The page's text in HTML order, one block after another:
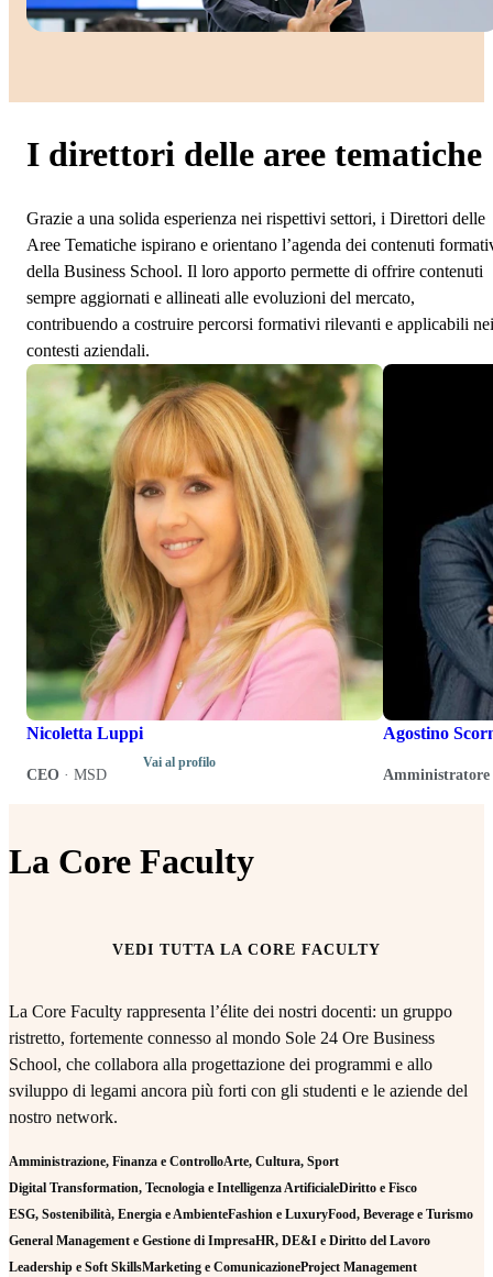
I direttori delle aree tematiche
Grazie a una solida esperienza nei rispettivi settori, i Direttori delle
Aree Tematiche ispirano e orientano l’agenda dei contenuti
della Business School. Il loro apporto permette di offrire contenuti
sempre aggiornati e allineati alle evoluzioni del mercato,
contribuendo a costruire percorsi formativi rilevanti e applicabili nei
contesti aziendali.
Nicoletta Luppi
CEO · MSD
Vai al profilo
Agostino
Amministratore
La Core Faculty
VEDI TUTTA LA CORE FACULTY
La Core Faculty rappresenta l’élite dei nostri docenti: un gruppo
ristretto, fortemente connesso al mondo Sole 24 Ore Business
School, che collabora alla progettazione dei programmi e allo
sviluppo di legami ancora più forti con gli studenti e le aziende del
nostro network.
Amministrazione, Finanza e ControlloArte, Cultura, Sport
Digital Transformation, Tecnologia e Intelligenza ArtificialeDiritto e Fisco
ESG, Sostenibilità, Energia e AmbienteFashion e LuxuryFood, Beverage e Turismo
General Management e Gestione di ImpresaHR, DE&I e Diritto del Lavoro
Leadership e Soft SkillsMarketing e ComunicazioneProject Management